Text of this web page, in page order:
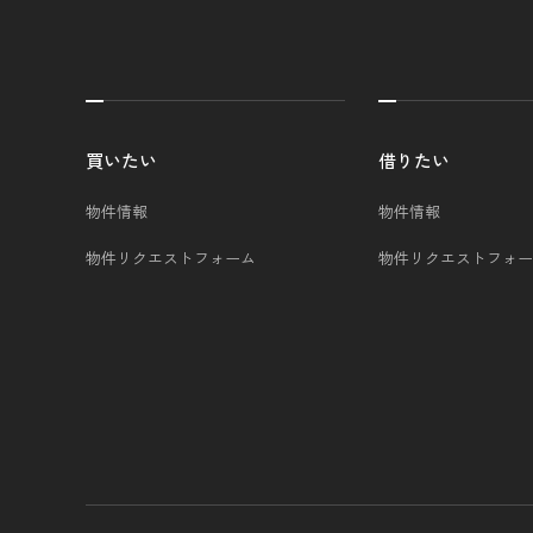
買いたい
物件情報
物件リクエストフォーム
借りたい
物件情報
物件リクエストフォ